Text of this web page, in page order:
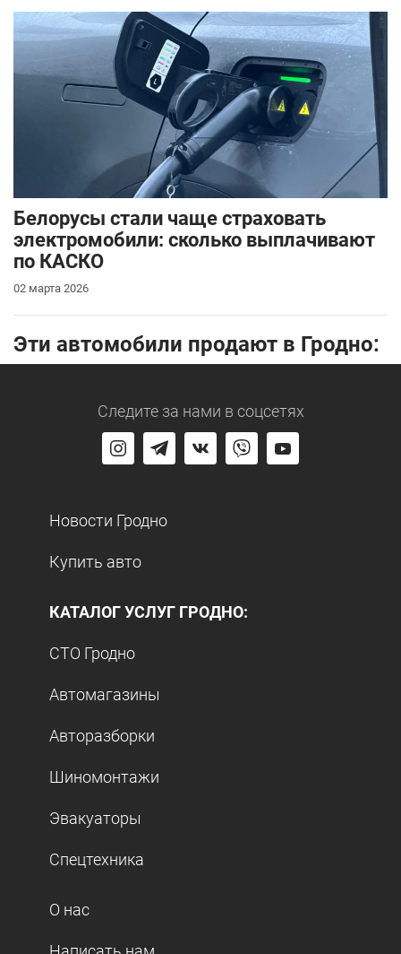
Белорусы стали чаще страховать
электромобили: сколько выплачивают
по КАСКО
02 марта 2026
Эти автомобили продают в Гродно:
Следите за нами в соцсетях
Новости Гродно
Купить авто
КАТАЛОГ УСЛУГ ГРОДНО:
СТО Гродно
Автомагазины
Авторазборки
Шиномонтажи
Эвакуаторы
Спецтехника
О нас